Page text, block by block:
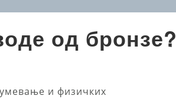
од бронзе?
и физичких